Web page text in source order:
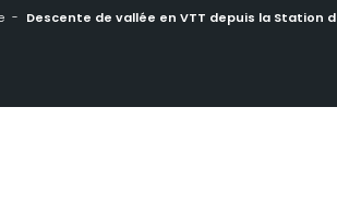
Descente de vallée en VTT depuis la Station du Lac Blanc